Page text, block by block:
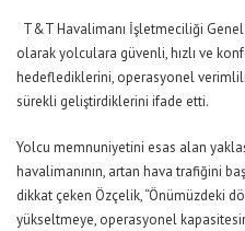
T&T Havalimanı İşletmeciliği
olarak yolculara güvenli, hızlı ve
hedeflediklerini, operasyonel
sürekli geliştirdiklerini ifade etti.
Yolcu memnuniyetini esas alan
havalimanının, artan hava trafiğini
dikkat çeken Özçelik, “Önümüzdeki
yükseltmeye, operasyonel